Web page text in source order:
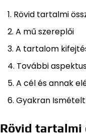
Rövid tartalmi
A mű szereplői
A tartalom
További
A cél és annak
Gyakran
Rövid tartalmi